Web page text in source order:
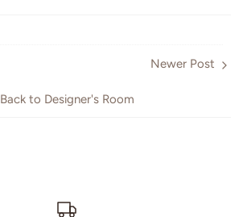
Back to Designer's Room
Newer Post